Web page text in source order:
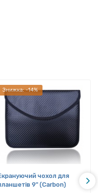
Знижка: -14%
чохол для
9" (Carbon)